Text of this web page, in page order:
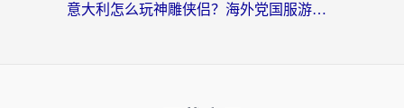
意大利怎么玩神雕侠侣？海外党国服游戏加速终极指南（附欧洲玩王者王国保卫战4不卡技巧）